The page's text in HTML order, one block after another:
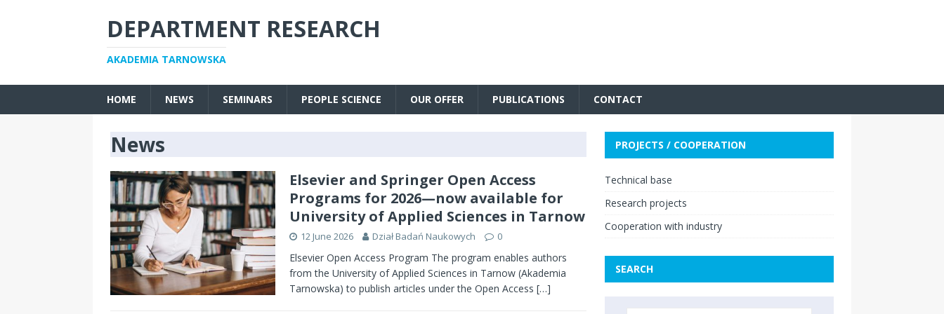
DEPARTMENT RESEARCH
AKADEMIA TARNOWSKA
HOME NEWS SEMINARS PEOPLE SCIENCE OUR OFFER PUBLICATIONS CONTACT
News
Elsevier and Springer Open Access
Programs for 2026—now available for
University of Applied Sciences in Tarnow
12 June 2026 Dział Badań Naukowych 0
Elsevier Open Access Program The program enables authors
from the University of Applied Sciences in Tarnow (Akademia
Tarnowska) to publish articles under the Open Access […]
PROJECTS / COOPERATION
Technical base
Research projects
Cooperation with industry
SEARCH